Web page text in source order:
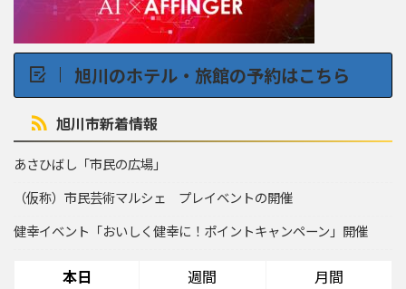
旭川のホテル・旅館の予約はこちら
旭川市新着情報
あさひばし「市民の広場」
（仮称）市民芸術マルシェ プレイベントの開催
健幸イベント「おいしく健幸に！ポイントキャンペーン」開催
本日 週間 月間